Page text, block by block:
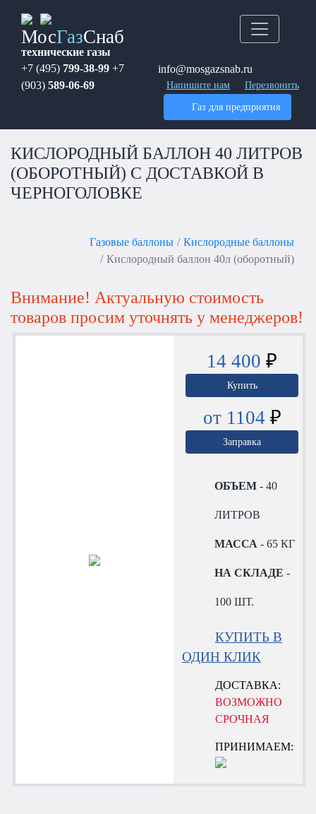
МосГазСнаб
технические газы
+7 (495) 799-38-99 +7
(903) 589-06-69
info@mosgazsnab.ru
Напишите нам Перезвонить
Газ для предприятия
КИСЛОРОДНЫЙ БАЛЛОН 40 ЛИТРОВ
(ОБОРОТНЫЙ) С ДОСТАВКОЙ В
ЧЕРНОГОЛОВКЕ
Газовые баллоны
Кислородные баллоны
Кислородный баллон 40л (оборотный)
Внимание! Актуальную стоимость
товаров просим уточнять у менеджеров!
14 400₽
Купить
от 1104 ₽
Заправка
ОБЪЕМ - 40
ЛИТРОВ
МАССА - 65 КГ
НА СКЛАДЕ -
100 ШТ.
КУПИТЬ В
ОДИН КЛИК
ДОСТАВКА:
ВОЗМОЖНО
СРОЧНАЯ
ПРИНИМАЕМ: